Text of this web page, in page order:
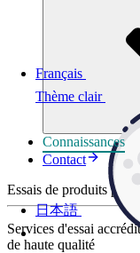
Thème clair
Français
日本語
Connaissances
Contact
Essais de produits
Services d'essai
de haute qualité